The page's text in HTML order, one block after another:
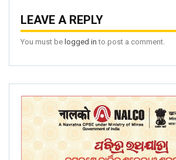
LEAVE A REPLY
You must be logged in to post a comment.